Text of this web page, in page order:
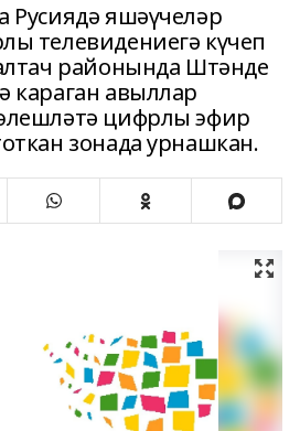
Русиядә яшәүчеләр
телевидениегә күчеп
районында Штәнде
караган авыллар
цифрлы эфир
зонада урнашкан.